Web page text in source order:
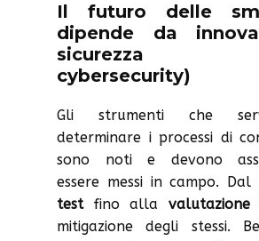
Il futuro delle
dipende da
sicurezza
cybersecurity)
Gli strumenti che
determinare i processi di
sono noti e devono
essere messi in campo. Dal
testfino alla valutazione
mitigazione degli stessi.